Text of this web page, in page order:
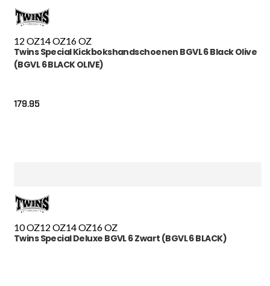
12 OZ14 OZ16 OZ
Twins Special Kickbokshandschoenen BGVL 6 Black Olive
(BGVL 6 BLACK OLIVE)
179.95
10 OZ12 OZ14 OZ16 OZ
Twins Special Deluxe BGVL 6 Zwart (BGVL 6 BLACK)